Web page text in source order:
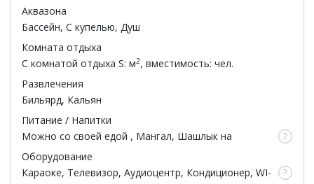
Аквазона
Бассейн, С купелью, Душ
Комната отдыха
С комнатой отдыха S: м2, вместимость: чел.
Развлечения
Бильярд, Кальян
Питание / Напитки
Можно со своей едой , Мангал, Шашлык на
мангале
Русская кухня, Европейская кухня
Оборудование
Караоке, Телевизор, Аудиоцентр, Кондиционер, WI-